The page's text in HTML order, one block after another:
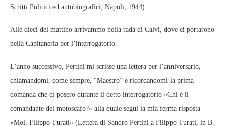
Scritti Politici ed autobiografici, Napoli, 1944)
Alle dieci del mattino arrivammo nella rada di Calvi, dove ci portarono
nella Capitaneria per l’interrogatorio.
L’anno successivo, Pertini mi scrisse una lettera per l’anniversario,
chiamandomi, come sempre, “Maestro” e ricordandomi la prima
domanda che ci posero durante il detto interrogatorio «Chi è il
comandante del motoscafo?» alla quale seguì la mia ferma risposta
«Moi, Filippo Turati» (Lettera di Sandro Pertini a Filippo Turati, in B.